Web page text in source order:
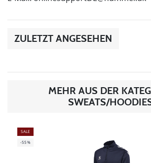
ZULETZT ANGESEHEN
MEHR AUS DER
SWEATS/
SALE
-55%